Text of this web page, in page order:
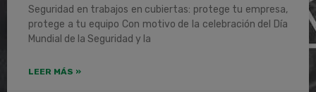
Seguridad en trabajos en cubiertas: protege tu empresa,
protege a tu equipo Con motivo de la celebración del Día
Mundial de la Seguridad y la
LEER MÁS »